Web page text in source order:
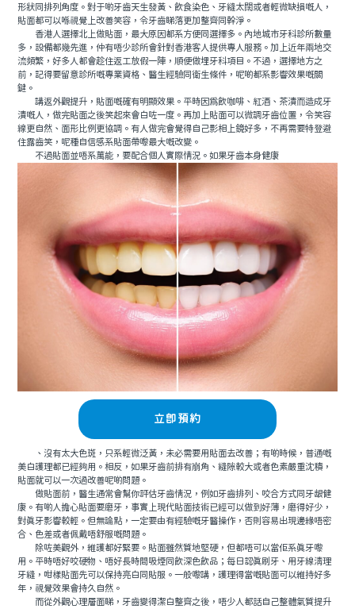
形狀同排列角度。對于啲牙齒天生發黃、飲食染色、牙縫太闊或者輕微缺損嘅人，
貼面都可以喺視覺上改善笑容，令牙齒睇落更加整齊同幹淨。
香港人選擇北上做貼面，最大原因都系方便同選擇多。內地城市牙科診所數量
多，設備都幾先進，仲有唔少診所會針對香港客人提供專人服務。加上近年兩地交
流頻繁，好多人都會趁住返工放假一陣，順便做埋牙科項目。不過，選擇地方之
前，記得要留意診所嘅專業資格、醫生經驗同衛生條件，呢啲都系影響效果嘅關
鍵。
講返外觀提升，貼面嘅確有明顯效果。平時因爲飲咖啡、紅酒、茶漬而造成牙
漬嘅人，做完貼面之後笑起來會白咗一度。再加上貼面可以微調牙齒位置，令笑容
線更自然、面形比例更協調。有人做完會覺得自己影相上鏡好多，不再需要特登避
住露齒笑，呢種自信感系貼面帶嚟最大嘅改變。
不過貼面並唔系萬能，要配合個人實際情況。如果牙齒本身健康
立即預約
、沒有太大色斑，只系輕微泛黃，未必需要用貼面去改善；有啲時候，普通嘅
美白護理都已經夠用。相反，如果牙齒前排有崩角、縫隙較大或者色素嚴重沈積，
貼面就可以一次過改善呢啲問題。
做貼面前，醫生通常會幫你評估牙齒情況，例如牙齒排列、咬合方式同牙龈健
康。有啲人擔心貼面要磨牙，事實上現代貼面技術已經可以做到好薄，磨得好少，
對真牙影響較輕。但無論點，一定要由有經驗嘅牙醫操作，否則容易出現邊緣唔密
合、色差或者佩戴唔舒服嘅問題。
除咗美觀外，維護都好緊要。貼面雖然質地堅硬，但都唔可以當佢系真牙嚟
用。平時唔好咬硬物、唔好長時間吸煙同飲深色飲品；每日認真刷牙、用牙線清理
牙縫，咁樣貼面先可以保持亮白同貼服。一般嚟講，護理得當嘅貼面可以維持好多
年，視覺效果會持久自然。
而從外觀心理層面睇，牙齒變得潔白整齊之後，唔少人都話自己整體氣質提升